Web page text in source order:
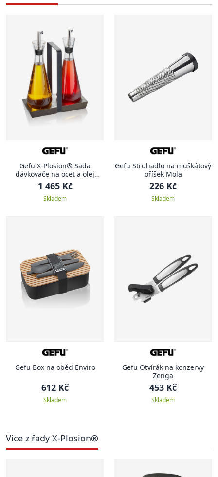
Gefu X-Plosion® Sada
dávkovače na ocet a olej
včetně stojánku
1 465 Kč
Skladem
Gefu Struhadlo na muškátový
oříšek Mola
226 Kč
Skladem
Gefu Box na oběd Enviro
612 Kč
Skladem
Gefu Otvírák na konzervy
Zenga
453 Kč
Skladem
Více z řady X-Plosion®